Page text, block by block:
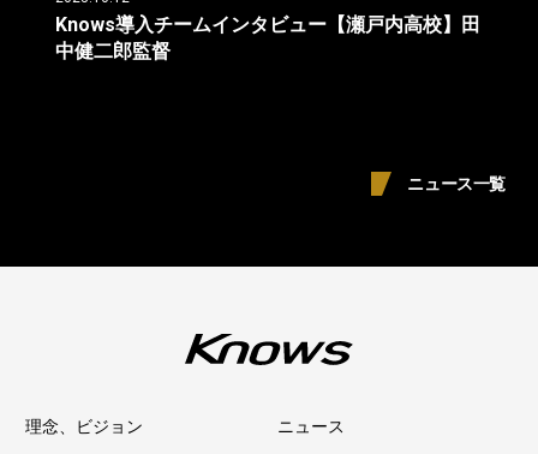
Knows導入チームインタビュー【瀬戸内高校】田
中健二郎監督
ニュース一覧
理念、ビジョン ニュース